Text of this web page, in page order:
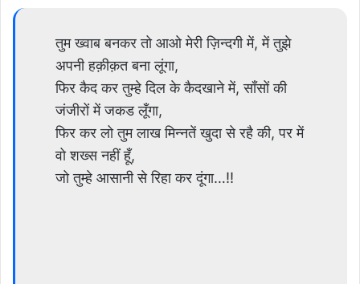
तुम ख्वाब बनकर तो आओ मेरी ज़िन्दगी में, में तुझे
अपनी हक़ीक़त बना लूंगा,
फिर कैद कर तुम्हे दिल के कैदखाने में, साँसों की
जंजीरों में जकड लूँगा,
फिर कर लो तुम लाख मिन्नतें खुदा से रहै की, पर में
वो शख्स नहीं हूँ,
जो तुम्हे आसानी से रिहा कर दूंगा…!!